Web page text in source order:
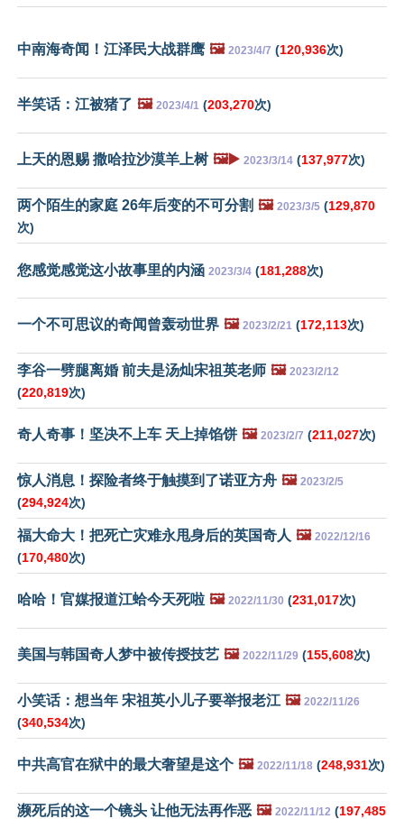
中南海奇闻！江泽民大战群鹰 🖼️ 2023/4/7 (120,936次)
半笑话：江被猪了 🖼️ 2023/4/1 (203,270次)
上天的恩赐 撒哈拉沙漠羊上树 🖼️▶️ 2023/3/14 (137,977次)
两个陌生的家庭 26年后变的不可分割 🖼️ 2023/3/5 (129,870
次)
您感觉感觉这小故事里的内涵 2023/3/4 (181,288次)
一个不可思议的奇闻曾轰动世界 🖼️ 2023/2/21 (172,113次)
李谷一劈腿离婚 前夫是汤灿宋祖英老师 🖼️ 2023/2/12
(220,819次)
奇人奇事！坚决不上车 天上掉馅饼 🖼️ 2023/2/7 (211,027次)
惊人消息！探险者终于触摸到了诺亚方舟 🖼️ 2023/2/5
(294,924次)
福大命大！把死亡灾难永甩身后的英国奇人 🖼️ 2022/12/16
(170,480次)
哈哈！官媒报道江蛤今天死啦 🖼️ 2022/11/30 (231,017次)
美国与韩国奇人梦中被传授技艺 🖼️ 2022/11/29 (155,608次)
小笑话：想当年 宋祖英小儿子要举报老江 🖼️ 2022/11/26
(340,534次)
中共高官在狱中的最大奢望是这个 🖼️ 2022/11/18 (248,931次)
濒死后的这一个镜头 让他无法再作恶 🖼️ 2022/11/12 (197,485